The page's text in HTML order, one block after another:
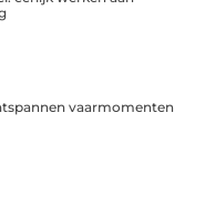
vaarmomenten